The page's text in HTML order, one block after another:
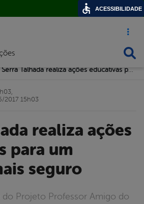
Acesso
navegação
> Serra Talhada realiza ações educativas para um trânsito mais seguro
para um
seguro
2017 15h03
ACESSIBILIDADE